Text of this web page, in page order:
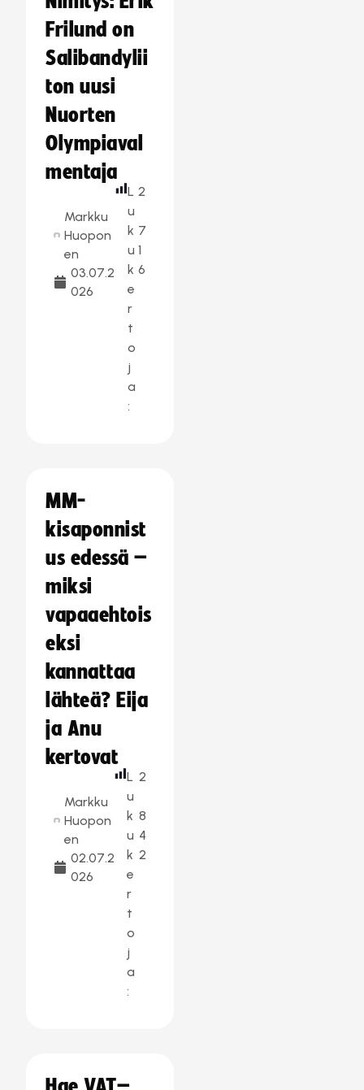
Frilund on
Salibandylii
ton uusi
Nuorten
Olympiaval
mentaja
Markku
Huopon
en
03.07.2
026
L
u
k
u
k
e
r
t
o
j
a
:
2
7
1
6
MM-
kisaponnist
us edessä –
miksi
vapaaehtois
eksi
kannattaa
lähteä? Eija
ja Anu
kertovat
Markku
Huopon
en
02.07.2
026
L
u
k
u
k
e
r
t
o
j
a
:
2
8
4
2